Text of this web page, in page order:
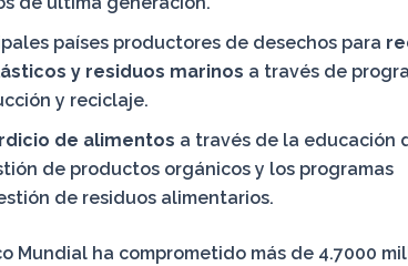
países productores de desechos para
y residuos marinos a través de
y reciclaje.
de alimentos a través de la educación
de productos orgánicos y los programas
de residuos alimentarios.
Mundial ha comprometido más de 4.7000